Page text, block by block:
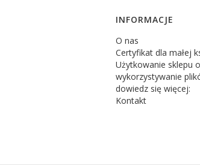
INFORMACJE
O nas
Certyfikat dla małej
Użytkowanie sklepu
wykorzystywanie
dowiedz się więcej:
Kontakt